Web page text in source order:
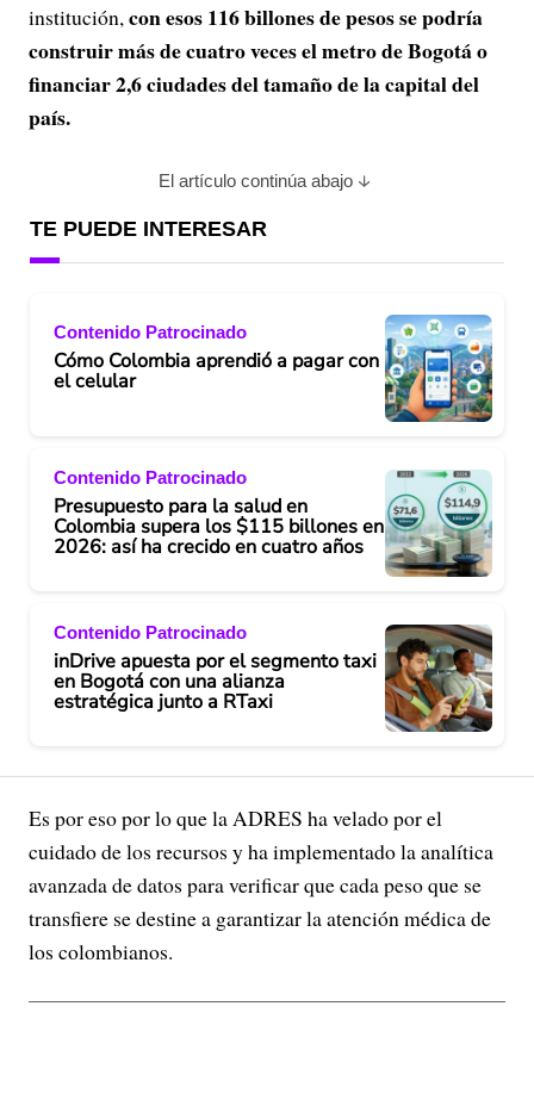
institución,con esos 116 billones de pesos se podría
construir más de cuatro veces el metro de Bogotá o
financiar 2,6 ciudades del tamaño de la capital del
país.
El artículo continúa abajo
TE PUEDE INTERESAR
Contenido Patrocinado
Cómo Colombia aprendió a pagar con
el celular
Contenido Patrocinado
Presupuesto para la salud en
Colombia supera los $115 billones en
2026: así ha crecido en cuatro años
Contenido Patrocinado
inDrive apuesta por el segmento taxi
en Bogotá con una alianza
estratégica junto a RTaxi
Es por eso por lo que la ADRES ha velado por el
cuidado de los recursos y ha implementado la analítica
avanzada de datos para verificar que cada peso que se
transfiere se destine a garantizar la atención médica de
los colombianos.